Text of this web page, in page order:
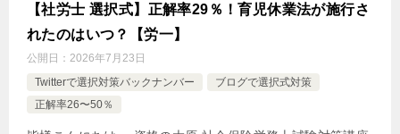
【社労士 選択式】正解率29％！育児休業法が施行さ
れたのはいつ？【労一】
公開日： 2026年7月23日
Twitterで選択対策バックナンバー
ブログで選択式対策
正解率26〜50％